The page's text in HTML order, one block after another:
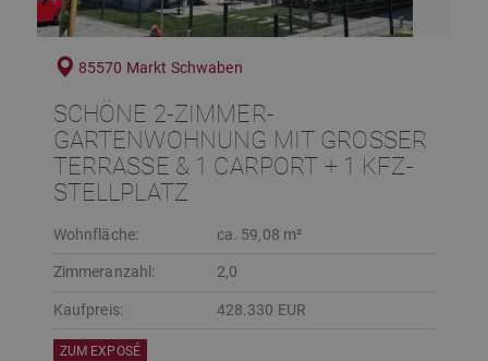
85570 Markt Schwaben
SCHÖNE 2-ZIMMER-
GARTENWOHNUNG MIT GROSSER T
ERRASSE & 1 CARPORT + 1 KFZ-S
TELLPLATZ
Wohnfläche: ca. 59,08 m²
Zimmeranzahl: 2,0
Kaufpreis: 428.330 EUR
ZUM EXPOSÉ